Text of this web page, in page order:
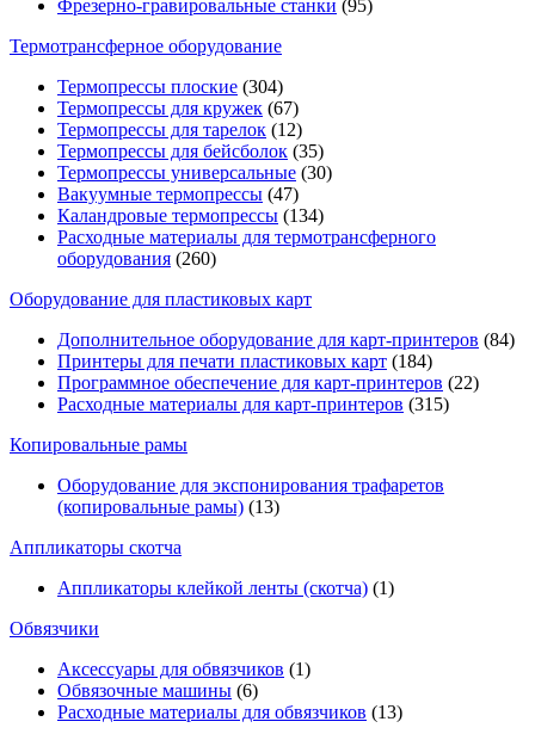
Фрезерно-гравировальные станки (95)
Термотрансферное оборудование
Термопрессы плоские (304)
Термопрессы для кружек (67)
Термопрессы для тарелок (12)
Термопрессы для бейсболок (35)
Термопрессы универсальные (30)
Вакуумные термопрессы (47)
Каландровые термопрессы (134)
Расходные материалы для термотрансферного
оборудования (260)
Оборудование для пластиковых карт
Дополнительное оборудование для карт-принтеров (84)
Принтеры для печати пластиковых карт (184)
Программное обеспечение для карт-принтеров (22)
Расходные материалы для карт-принтеров (315)
Копировальные рамы
Оборудование для экспонирования трафаретов
(копировальные рамы) (13)
Аппликаторы скотча
Аппликаторы клейкой ленты (скотча) (1)
Обвязчики
Аксессуары для обвязчиков (1)
Обвязочные машины (6)
Расходные материалы для обвязчиков (13)